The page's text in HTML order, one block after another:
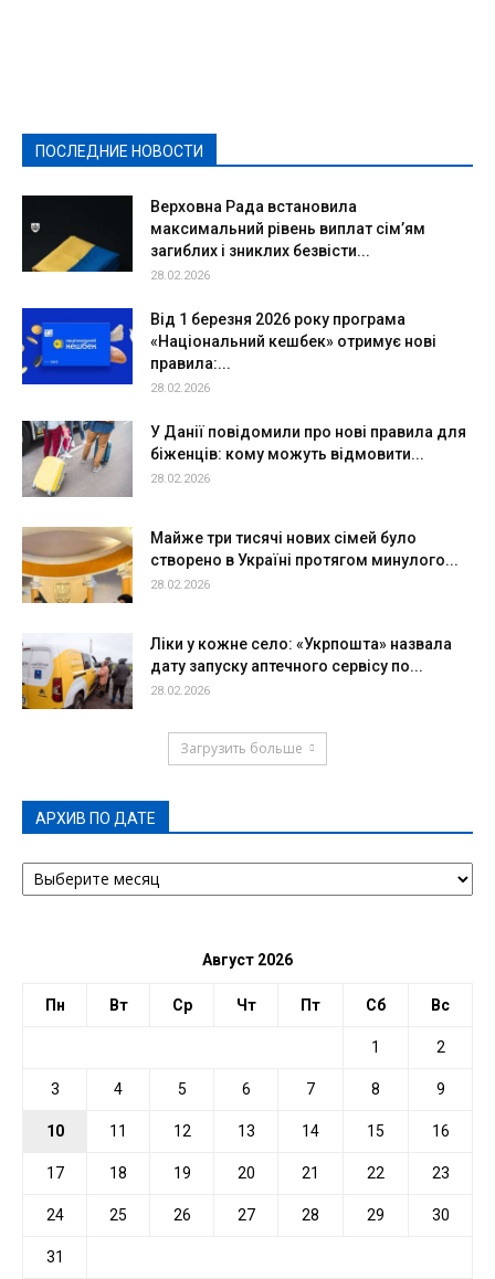
ПОСЛЕДНИЕ НОВОСТИ
Верховна Рада встановила
максимальний рівень виплат сім’ям
загиблих і зниклих безвісти...
28.02.2026
Від 1 березня 2026 року програма
«Національний кешбек» отримує нові
правила:...
28.02.2026
У Данії повідомили про нові правила для
біженців: кому можуть відмовити...
28.02.2026
Майже три тисячі нових сімей було
створено в Україні протягом минулого...
28.02.2026
Ліки у кожне село: «Укрпошта» назвала
дату запуску аптечного сервісу по...
28.02.2026
Загрузить больше
АРХИВ ПО ДАТЕ
АРХИВ
ПО
Август 2026
Пн Вт Ср Чт Пт Сб Вс
1 2
3 4 5 6 7 8 9
10 11 12 13 14 15 16
17 18 19 20 21 22 23
24 25 26 27 28 29 30
31